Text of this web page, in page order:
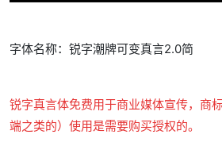
字体名称：锐字潮牌可变真言2.0简
锐字真言体免费用于商业媒体宣传，商
端之类的）使用是需要购买授权的。